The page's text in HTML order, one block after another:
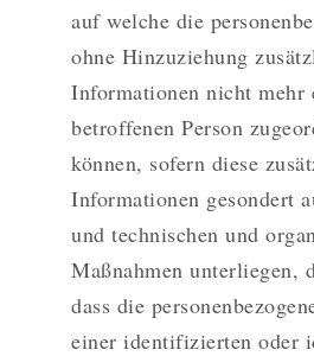
auf welche die
ohne Hinzuziehung
Informationen nicht mehr
betroffenen Person
können, sofern diese
Informationen gesondert
und technischen und
Maßnahmen unterliegen,
dass die
einer identifizierten oder